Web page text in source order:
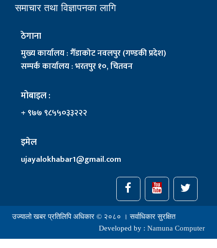
समाचार तथा विज्ञापनका लागि
ठेगाना
मुख्य कार्यालय : गैँडाकोट नवलपुर (गण्डकी प्रदेश)
सम्पर्क कार्यालय : भरतपुर १०, चितवन
मोबाइल :
+ ९७७ ९८५५०३३२२२
इमेल
ujayalokhabar1@gmail.com
उज्यालो खबर प्रतिलिपि अधिकार © २०८० । सर्वाधिकार सुरक्षित
Developed by : Namuna Computer